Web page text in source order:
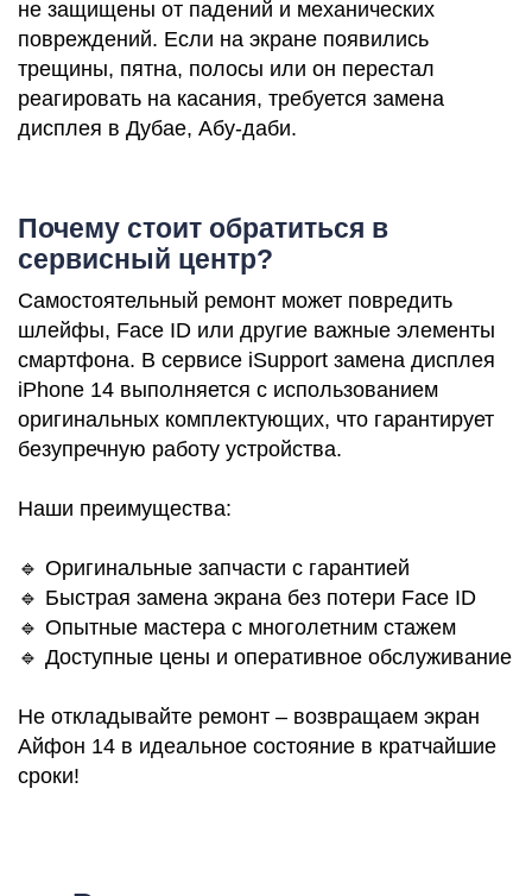
не защищены от падений и механических
повреждений. Если на экране появились
трещины, пятна, полосы или он перестал
реагировать на касания, требуется замена
дисплея в Дубае, Абу-даби.
Почему стоит обратиться в
сервисный центр?
Самостоятельный ремонт может повредить
шлейфы, Face ID или другие важные элементы
смартфона. В сервисе iSupport замена дисплея
iPhone 14 выполняется с использованием
оригинальных комплектующих, что гарантирует
безупречную работу устройства.
Наши преимущества:
🔹 Оригинальные запчасти с гарантией
🔹 Быстрая замена экрана без потери Face ID
🔹 Опытные мастера с многолетним стажем
🔹 Доступные цены и оперативное обслуживание
Не откладывайте ремонт – возвращаем экран
Айфон 14 в идеальное состояние в кратчайшие
сроки!